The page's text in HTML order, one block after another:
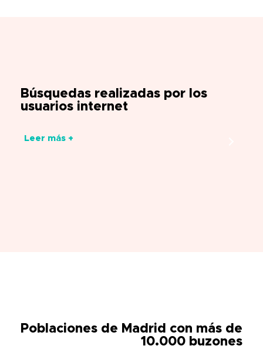
Búsquedas realizadas por los
usuarios internet
Leer más +
Poblaciones de Madrid con más de
10.000 buzones